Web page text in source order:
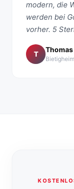
modern, die
werden bei
vorher. 5
T
Thomas